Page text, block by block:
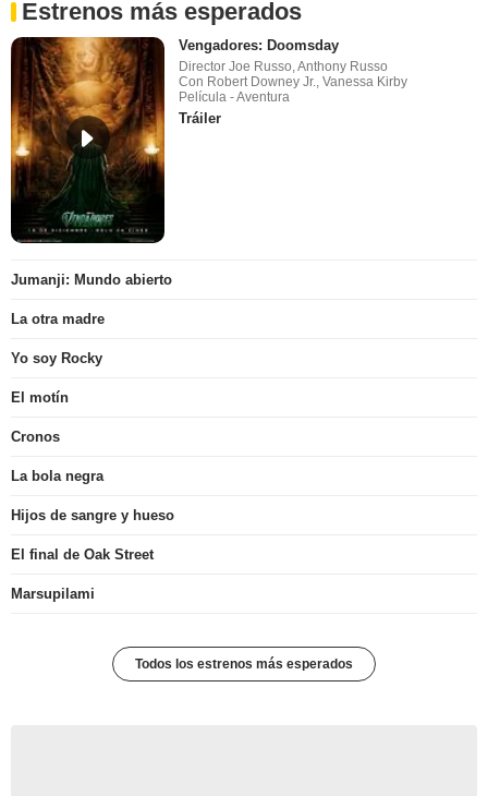
Estrenos más esperados
Vengadores: Doomsday
Director Joe Russo, Anthony Russo
Con Robert Downey Jr., Vanessa Kirby
Película - Aventura
Tráiler
Jumanji: Mundo abierto
La otra madre
Yo soy Rocky
El motín
Cronos
La bola negra
Hijos de sangre y hueso
El final de Oak Street
Marsupilami
Todos los estrenos más esperados